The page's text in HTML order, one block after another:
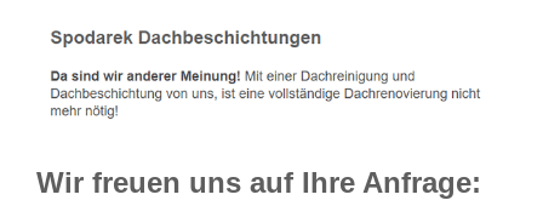
Wir freuen uns auf Ihre Anfrage: